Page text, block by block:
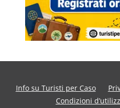
Info su Turisti per Caso
Condizioni